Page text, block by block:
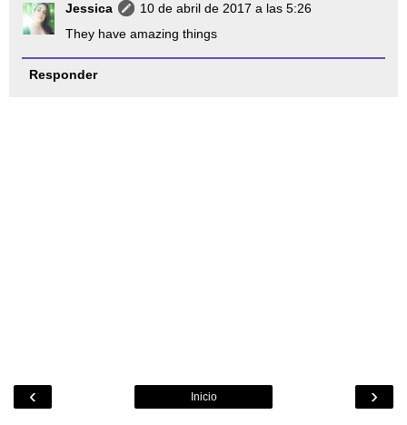
Jessica
10 de abril de 2017 a las 5:26
They have amazing things
Responder
‹ ›
Inicio